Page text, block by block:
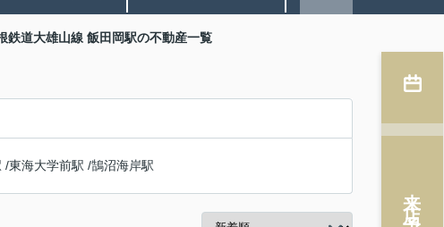
鉄道大雄山線 飯田岡駅の不動産一覧
/東海大学前駅 /鵠沼海岸駅
来店予約